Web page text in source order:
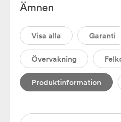
Ämnen
Visa alla Garanti
Övervakning
Produktinformation